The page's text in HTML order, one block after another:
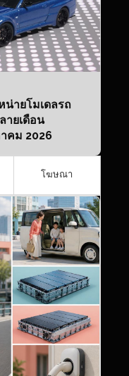
น่ายโมเดลรถ
ายเดือน
คม 2026
โฆษณา